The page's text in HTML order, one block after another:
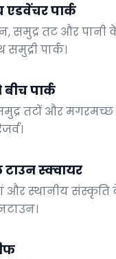
पार्क
समुद्र तट और
पार्क।
पार्क
तटों और
स्क्वायर
और स्थानीय